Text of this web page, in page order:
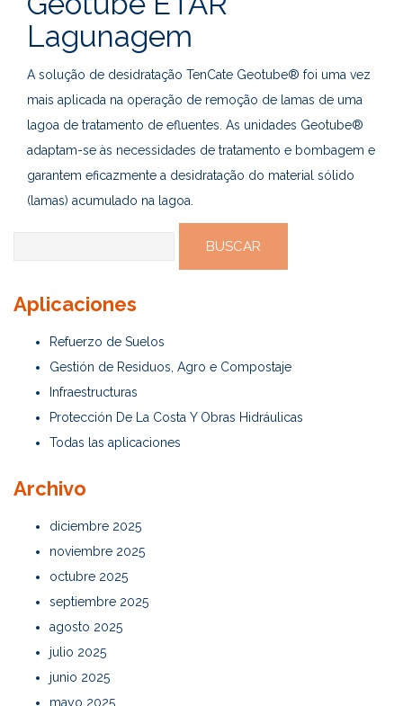
Lagunagem
A solução de desidratação TenCate Geotube® foi uma vez
mais aplicada na operação de remoção de lamas de uma
lagoa de tratamento de efluentes. As unidades Geotube®
adaptam-se às necessidades de tratamento e bombagem e
garantem eficazmente a desidratação do material sólido
(lamas) acumulado na lagoa.
Aplicaciones
Refuerzo de Suelos
Gestión de Residuos, Agro e Compostaje
Infraestructuras
Protección De La Costa Y Obras Hidráulicas
Todas las aplicaciones
Archivo
diciembre 2025
noviembre 2025
octubre 2025
septiembre 2025
agosto 2025
julio 2025
junio 2025
mayo 2025